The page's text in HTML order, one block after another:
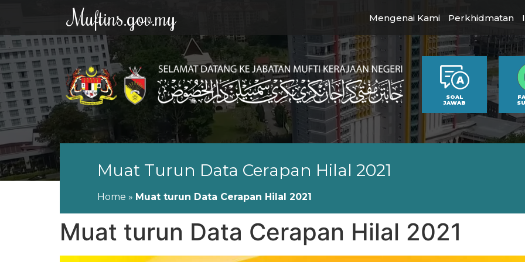
Muftins.gov.my Mengenai Kami Perkhidmatan
SOAL
JAWAB
Muat Turun Data Cerapan Hilal 2021
Home » Muat turun Data Cerapan Hilal 2021
Muat turun Data Cerapan Hilal 2021